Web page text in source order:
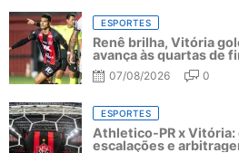
ESPORTES
Renê brilha, Vitória
avança às quartas de
07/08/2026 0
ESPORTES
Athletico-PR x
escalações e